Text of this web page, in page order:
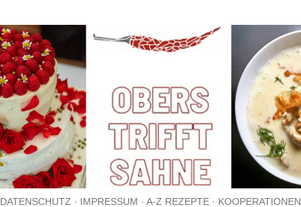
DATENSCHUTZ IMPRESSUM A-Z REZEPTE KOOPERATIONEN